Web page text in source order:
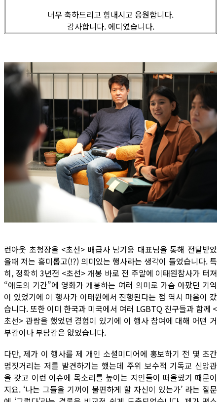
너무 축하드리고 힘내시고 응원합니다.
감사합니다. 에디였습니다.
런아웃 초청장을 <초선> 배급사 남기웅 대표님을 통해 전달받았
을때 저는 흥미롭고(!?) 의미있는 행사라는 생각이 들었습니다. 특
히, 정확히 3년전 <초선> 개봉 바로 전 주말에 이태원참사가 터져
“애도의 기간”에 영화가 개봉하는 여러 의미로 가슴 아팠던 기억
이 있었기에 이 행사가 이태원에서 진행된다는 점 역시 마음이 갔
습니다. 또한 이미 한국과 미국에서 여러 LGBTQ 친구들과 함께 <
초선> 관람을 했었던 경험이 있기에 이 행사 참여에 대해 어떤 거
부감이나 부담감은 없었습니다.
다만, 제가 이 행사를 제 개인 소셜미디어에 홍보하기 전 몇 초간
멈짓거리는 저를 발견하기는 했는데 주위 보수적 기독교 신앙관
을 갖고 이런 이슈에 목소리를 높이는 지인들이 떠올랐기 때문이
지요. ‘나는 그들을 기꺼이 불편하게 할 자신이 있는가’ 라는 질문